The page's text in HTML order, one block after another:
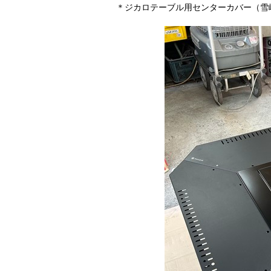
＊ジカロテーブル用センターカバー（